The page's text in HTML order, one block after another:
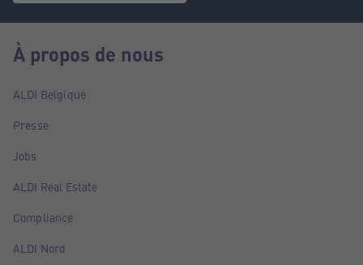
À propos de nous
ALDI Belgique
Presse
Jobs
ALDI Real Estate
Compliance
ALDI Nord